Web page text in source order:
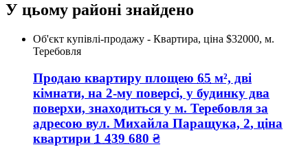
У цьому районі знайдено
Об'єкт купівлі-продажу - Квартира, ціна $32000, м.
Теребовля
Продаю квартиру площею 65 м², дві
кімнати, на 2-му поверсі, у будинку два
поверхи, знаходиться у м. Теребовля за
адресою вул. Михайла Паращука, 2, ціна
квартири 1 439 680 ₴